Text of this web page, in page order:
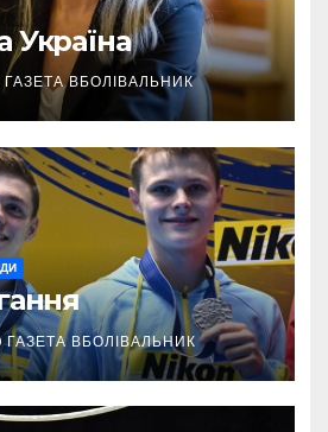
Україна
ГАЗЕТА ВБОЛІВАЛЬНИК
ГАЗЕТА ВБОЛІВАЛЬНИК